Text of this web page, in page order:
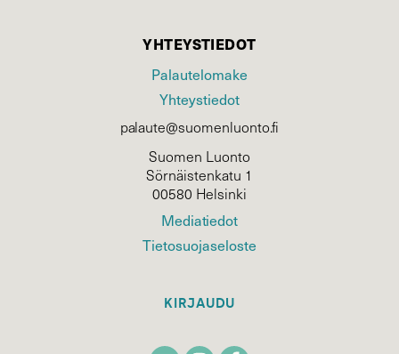
YHTEYSTIEDOT
Palautelomake
Yhteystiedot
palaute@suomenluonto.fi
Suomen Luonto
Sörnäistenkatu 1
00580 Helsinki
Mediatiedot
Tietosuojaseloste
KIRJAUDU